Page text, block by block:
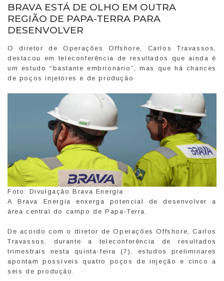
BRAVA ESTÁ DE OLHO EM OUTRA
REGIÃO DE PAPA-TERRA PARA
DESENVOLVER
O diretor de Operações Offshore, Carlos Travassos,
destacou em teleconferência de resultados que ainda é
um estudo “bastante embrionário”, mas que há chances
de poços injetores e de produção
Foto: Divulgação Brava Energia
A Brava Energia enxerga potencial de desenvolver a
área central do campo de Papa-Terra.
De acordo com o diretor de Operações Offshore, Carlos
Travassos, durante a teleconferência de resultados
trimestrais nesta quinta-feira (7), estudos preliminares
apontam possíveis quatro poços de injeção e cinco a
seis de produção.